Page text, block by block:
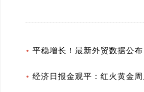
平稳增长！最新外贸数据公
经济日报金观平：红火黄金